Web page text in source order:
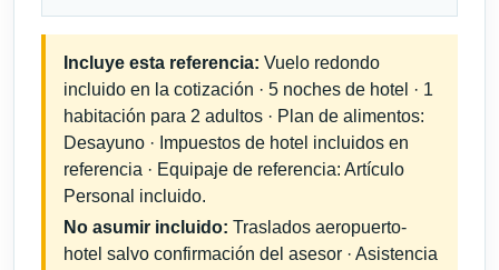
Incluye esta referencia: Vuelo redondo
incluido en la cotización · 5 noches de hotel · 1
habitación para 2 adultos · Plan de alimentos:
Desayuno · Impuestos de hotel incluidos en
referencia · Equipaje de referencia: Artículo
Personal incluido.
No asumir incluido: Traslados aeropuerto-
hotel salvo confirmación del asesor · Asistencia